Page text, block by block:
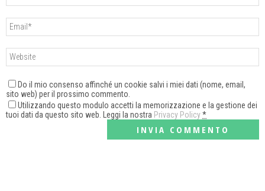
Do il mio consenso affinché un cookie salvi i miei dati (nome, email,
sito web) per il prossimo commento.
Utilizzando questo modulo accetti la memorizzazione e la gestione dei
tuoi dati da questo sito web. Leggi la nostra Privacy Policy*